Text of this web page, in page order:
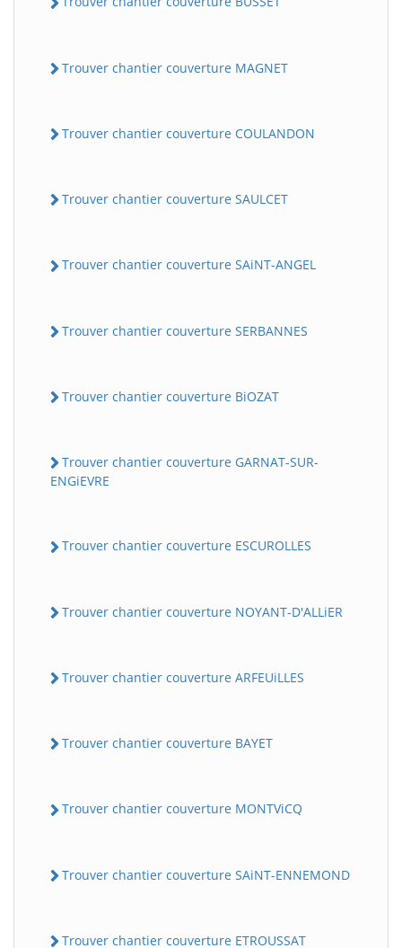
Trouver chantier couverture MAGNET
Trouver chantier couverture COULANDON
Trouver chantier couverture SAULCET
Trouver chantier couverture SAiNT-ANGEL
Trouver chantier couverture SERBANNES
Trouver chantier couverture BiOZAT
Trouver chantier couverture GARNAT-SUR-
ENGiEVRE
Trouver chantier couverture ESCUROLLES
Trouver chantier couverture NOYANT-D'ALLiER
Trouver chantier couverture ARFEUiLLES
Trouver chantier couverture BAYET
Trouver chantier couverture MONTViCQ
Trouver chantier couverture SAiNT-ENNEMOND
Trouver chantier couverture ETROUSSAT
BatiWebPro